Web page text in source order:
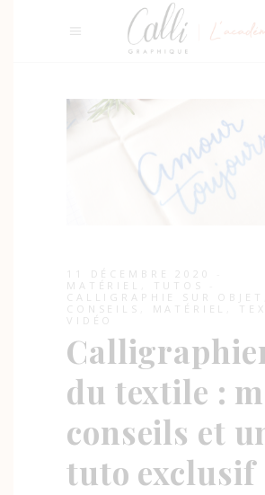
11 DÉCEMBRE 2020
MATÉRIEL
TUTOS
CALLIGRAPHIE SUR OBJET
CONSEILS
MATÉRIEL
VIDÉO
du textile :
conseils et
tuto exclusif